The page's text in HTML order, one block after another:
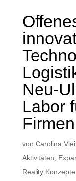
Neu-
Labor
Firmen
von Carolina
Aktivitäten
Reality Konzepte